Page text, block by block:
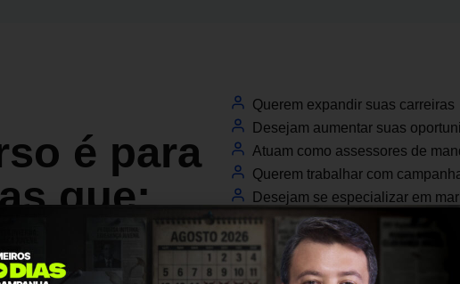
é para
que:
Querem expandir suas carreiras
Desejam aumentar suas
Atuam como assessores de
Querem trabalhar com
Desejam se especializar em
Trabalham com redes sociais
Coordenam equipes de